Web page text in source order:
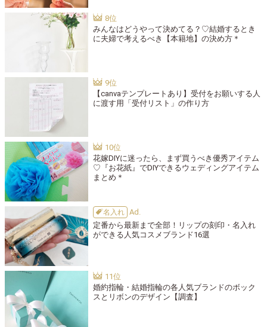
みんなはどうやって決めてる？♡結婚するとき
に夫婦で考えるべき【本籍地】の決め方＊
【canvaテンプレートあり】受付をお願いする人
に渡す用「受付リスト」の作り方
花嫁DIYに迷ったら、まず買うべき優秀アイテム
♡『お花紙』でDIYできるウェディングアイテム
まとめ＊
名入れ
定番から最新まで全部！リップの刻印・名入れ
ができる人気コスメブランド16選
婚約指輪・結婚指輪の各人気ブランドのボック
スとリボンのデザイン【調査】